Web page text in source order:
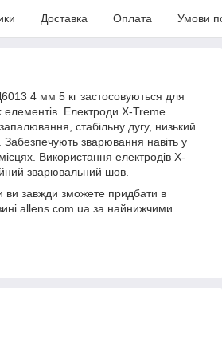
Доставка Оплата Умови
4 мм 5 кг застосовуються для
Електроди X-Treme
стабільну дугу, низький
Забезпечують зварювання навіть у
Використання електродів X-
зварювальний шов.
ви завжди зможете придбати в
allens.com.ua за найнижчими